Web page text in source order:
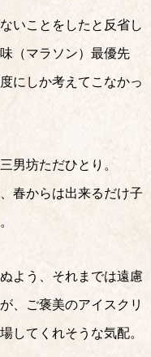
いことをしたと反省し
（マラソン）最優先
にしか考えてこなかっ
男坊ただひとり。
春からは出来るだけ子
よう、それまでは遠慮
、ご褒美のアイスクリ
してくれそうな気配。